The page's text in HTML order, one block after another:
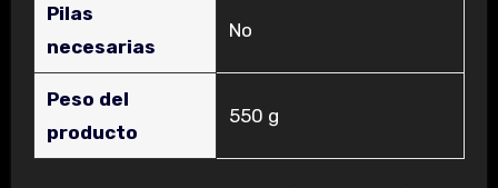
Pilas
necesarias
‎No
Peso del
producto
‎550 g